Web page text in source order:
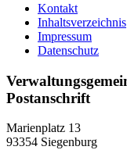
Kontakt
Inhaltsverzeichnis
Impressum
Datenschutz
Postanschrift
Marienplatz 13
93354 Siegenburg